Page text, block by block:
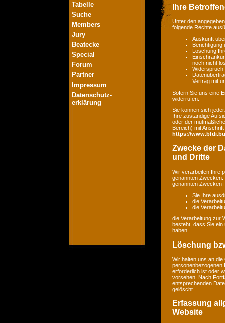
Tabelle
Suche
Members
Jury
Beatecke
Special
Forum
Partner
Impressum
Datenschutz-
erklärung
Ihre
Unter den
folgende Rechte
Auskunft
Berichtigung
Löschung
noch nicht
Widerspruch
Vertrag mit
Sofern Sie uns eine
widerrufen.
Sie können sich
Ihre zuständige
oder der
Bereich) mit
https://
Zwecke der
und Dritte
Wir verarbeiten Ihre
genannten
genannten Zwecken
Sie Ihre
die
die
die Verarbeitung zur
besteht, dass Sie
haben.
Löschung
Wir halten uns an
personenbezogenen
erforderlich ist oder
vorsehen. Nach
entsprechenden
gelöscht.
Erfassung
Website